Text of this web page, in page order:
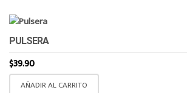
PULSERA
$39.90
AÑADIR AL CARRITO